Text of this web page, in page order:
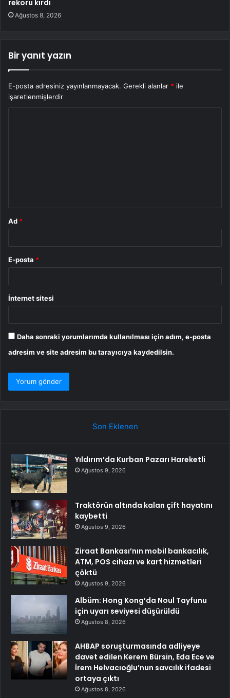
rekoru kırdı
Ağustos 8, 2026
Bir yanıt yazın
E-posta adresiniz yayınlanmayacak. Gerekli alanlar * ile
işaretlenmişlerdir
Ad *
E-posta *
İnternet sitesi
Daha sonraki yorumlarımda kullanılması için adım, e-posta
adresim ve site adresim bu tarayıcıya kaydedilsin.
Son Eklenen
Yıldırım’da Kurban Pazarı Hareketli
Ağustos 9, 2026
Traktörün altında kalan çift hayatını
kaybetti
Ağustos 9, 2026
Ziraat Bankası’nın mobil bankacılık,
ATM, POS cihazı ve kart hizmetleri
çöktü
Ağustos 9, 2026
Albüm: Hong Kong’da Noul Tayfunu
için uyarı seviyesi düşürüldü
Ağustos 8, 2026
AHBAP soruşturmasında adliyeye
davet edilen Kerem Bürsin, Eda Ece ve
İrem Helvacıoğlu’nun savcılık ifadesi
ortaya çıktı
Ağustos 8, 2026